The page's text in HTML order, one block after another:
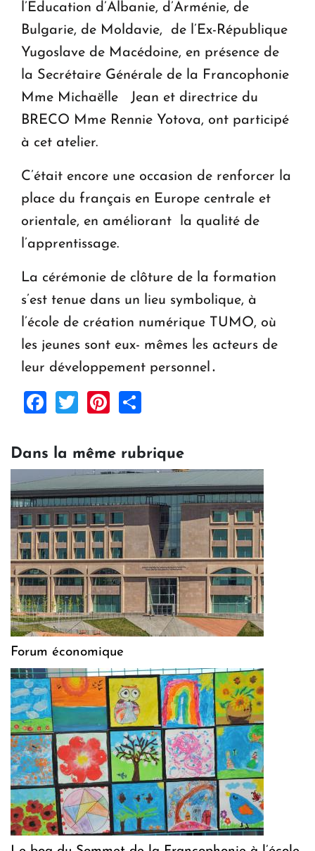
l’Education d’Albanie, d’Arménie, de
Bulgarie, de Moldavie, de l’Ex-République
Yugoslave de Macédoine, en présence de
la Secrétaire Générale de la Francophonie
Mme Michaëlle Jean et directrice du
BRECO Mme Rennie Yotova, ont participé
à cet atelier.
C’était encore une occasion de renforcer la
place du français en Europe centrale et
orientale, en améliorant la qualité de
l’apprentissage.
La cérémonie de clôture de la formation
s’est tenue dans un lieu symbolique, à
l’école de création numérique TUMO, où
les jeunes sont eux- mêmes les acteurs de
leur développement personnel․
Facebook
TwitterPinterest
Dans la même rubrique
Forum économique